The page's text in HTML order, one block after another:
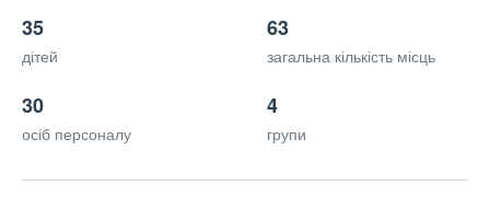
35
дітей
63
загальна кількість місць
30
осіб персоналу
4
групи